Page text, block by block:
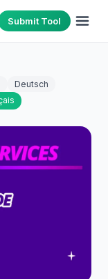
Submit Tool
Deutsch